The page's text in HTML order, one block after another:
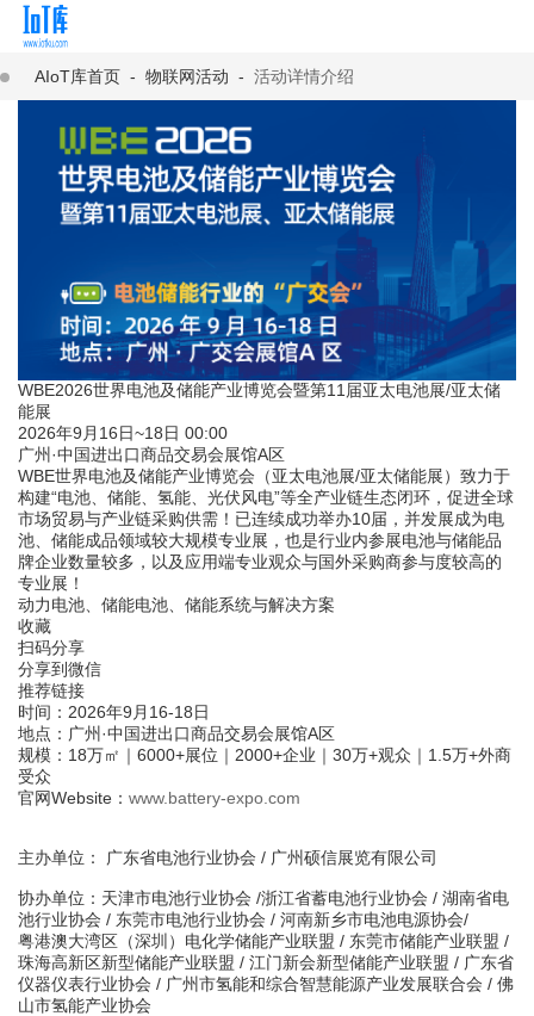
AIoT库首页 - 物联网活动 - 活动详情介绍
WBE2026世界电池及储能产业博览会暨第11届亚太电池展/亚太储
能展
2026年9月16日~18日 00:00
广州·中国进出口商品交易会展馆A区
WBE世界电池及储能产业博览会（亚太电池展/亚太储能展）致力于
构建“电池、储能、氢能、光伏风电”等全产业链生态闭环，促进全球
市场贸易与产业链采购供需！已连续成功举办10届，并发展成为电
池、储能成品领域较大规模专业展，也是行业内参展电池与储能品
牌企业数量较多，以及应用端专业观众与国外采购商参与度较高的
专业展！
动力电池、储能电池、储能系统与解决方案
收藏
扫码分享
分享到微信
推荐链接
时间： 2026年9 月 16-18日
地点：广州 ·中国进出口商品交易会展馆A区
规模： 18万㎡｜ 6000+展位｜ 2000+企业｜ 30万+观众｜ 1.5万+外商
受众
官网Website： www. battery-expo .com
主办单位 ： 广东省电池行业协会 / 广州硕信展览有限公司
协办单位 ： 天津市电池行业协会 /浙江省蓄电池行业协会 / 湖南省电
池行业协会 / 东莞市电池行业协会 / 河南新乡市电池电源协会/
粤港澳大湾区（深圳）电化学储能产业联盟 / 东莞市储能产业联盟 /
珠海高新区新型储能产业联盟 / 江门新会新型储能产业联盟 / 广东省
仪器仪表行业协会 / 广州市氢能和综合智慧能源产业发展联合会 / 佛
山市氢能产业协会